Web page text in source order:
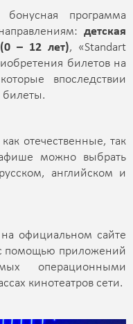
бонусная программа
детская
– 12 лет), «Standart
билетов на
впоследствии
отечественные, так
можно выбрать
английском и
официальном сайте
помощью приложений
операционными
кинотеатров сети.